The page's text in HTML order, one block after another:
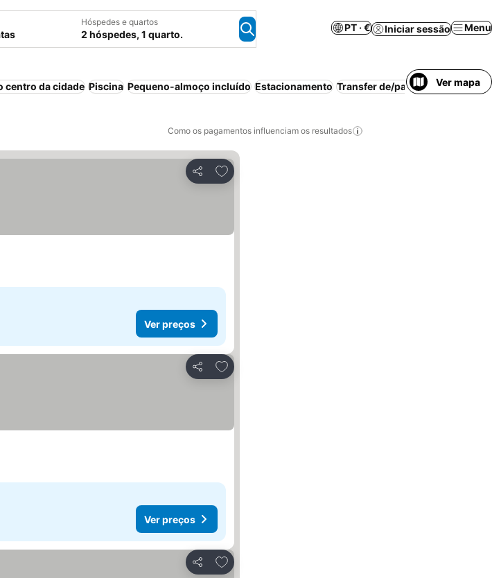
Hóspedes e quartos
2 hóspedes, 1 quarto.
PT · € Iniciar sessão Menu
centro da cidade Piscina Pequeno-almoço incluído Estacionamento Transfer de/para aeroporto
Ver mapa
Como os pagamentos influenciam os resultados
Partilhar
Adicionar aos favoritos
Ver preços
Partilhar
Adicionar aos favoritos
Ver preços
Partilhar
Adicionar aos favoritos